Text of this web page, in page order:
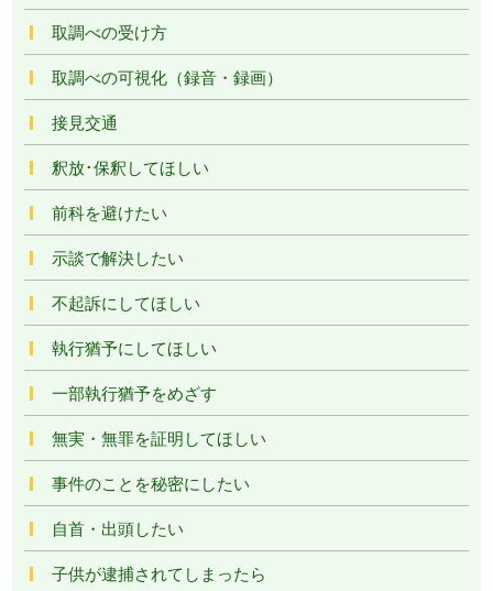
取調べの受け方
取調べの可視化（録音・録画）
接見交通
釈放･保釈してほしい
前科を避けたい
示談で解決したい
不起訴にしてほしい
執行猶予にしてほしい
一部執行猶予をめざす
無実・無罪を証明してほしい
事件のことを秘密にしたい
自首・出頭したい
子供が逮捕されてしまったら